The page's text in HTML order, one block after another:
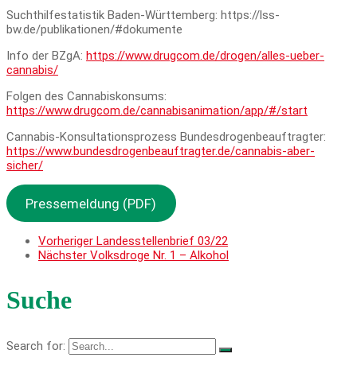
Suchthilfestatistik Baden-Württemberg: https://lss-
bw.de/publikationen/#dokumente
Info der BZgA: https://www.drugcom.de/drogen/alles-ueber-
cannabis/
Folgen des Cannabiskonsums:
https://www.drugcom.de/cannabisanimation/app/#/start
Cannabis-Konsultationsprozess Bundesdrogenbeauftragter:
https://www.bundesdrogenbeauftragter.de/cannabis-aber-
sicher/
Pressemeldung (PDF)
Vorheriger Landesstellenbrief 03/22
Nächster Volksdroge Nr. 1 – Alkohol
Suche
Search for: